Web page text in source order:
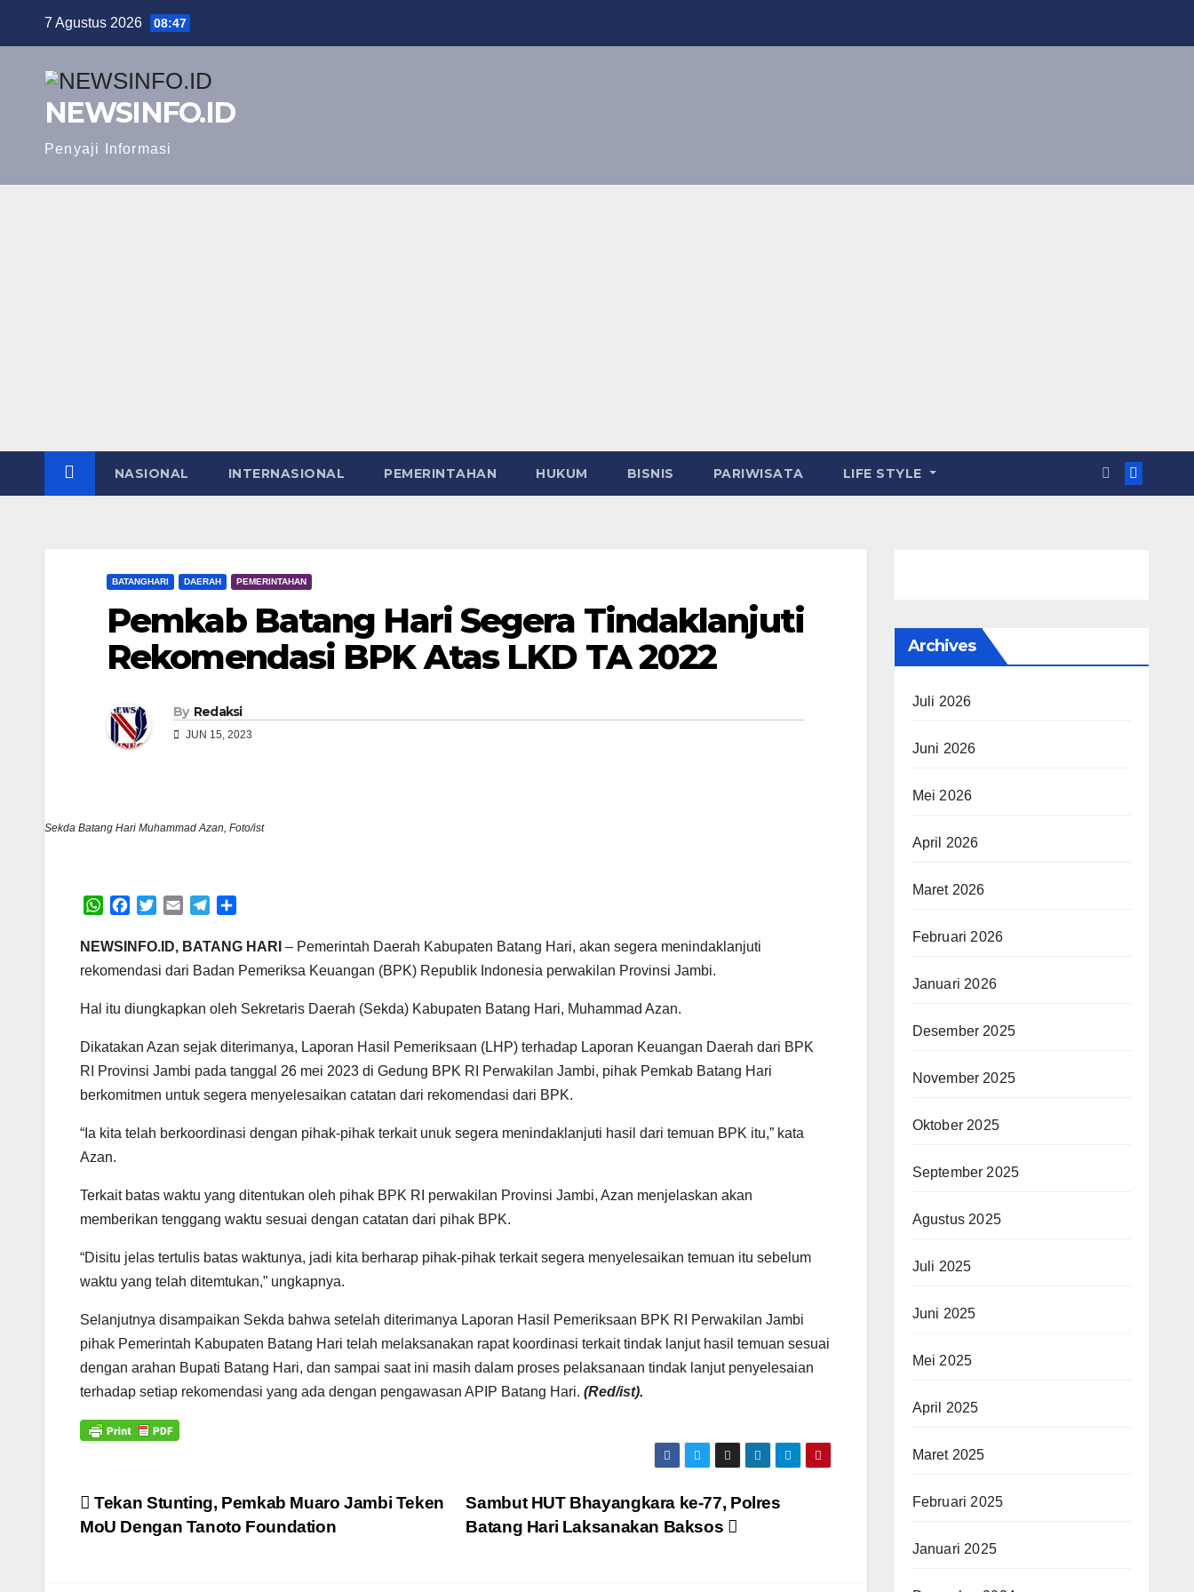
7 Agustus 2026 08:47
NEWSINFO.ID
Penyaji Informasi
NASIONAL INTERNASIONAL PEMERINTAHAN HUKUM BISNIS PARIWISATA LIFE STYLE
BATANGHARI DAERAH PEMERINTAHAN
Pemkab Batang Hari Segera Tindaklanjuti
Rekomendasi BPK Atas LKD TA 2022
By Redaksi
JUN 15, 2023
Sekda Batang Hari Muhammad Azan, Foto/ist
W
a
A
p
c
o
k
i
t
e
a
l
e
r
m
a
r
NEWSINFO.ID, BATANG HARI – Pemerintah Daerah Kabupaten Batang Hari, akan segera menindaklanjuti
rekomendasi dari Badan Pemeriksa Keuangan (BPK) Republik Indonesia perwakilan Provinsi Jambi.
Hal itu diungkapkan oleh Sekretaris Daerah (Sekda) Kabupaten Batang Hari, Muhammad Azan.
Dikatakan Azan sejak diterimanya, Laporan Hasil Pemeriksaan (LHP) terhadap Laporan Keuangan Daerah dari BPK
RI Provinsi Jambi pada tanggal 26 mei 2023 di Gedung BPK RI Perwakilan Jambi, pihak Pemkab Batang Hari
berkomitmen untuk segera menyelesaikan catatan dari rekomendasi dari BPK.
“Ia kita telah berkoordinasi dengan pihak-pihak terkait unuk segera menindaklanjuti hasil dari temuan BPK itu,” kata
Azan.
Terkait batas waktu yang ditentukan oleh pihak BPK RI perwakilan Provinsi Jambi, Azan menjelaskan akan
memberikan tenggang waktu sesuai dengan catatan dari pihak BPK.
“Disitu jelas tertulis batas waktunya, jadi kita berharap pihak-pihak terkait segera menyelesaikan temuan itu sebelum
waktu yang telah ditemtukan,” ungkapnya.
Selanjutnya disampaikan Sekda bahwa setelah diterimanya Laporan Hasil Pemeriksaan BPK RI Perwakilan Jambi
pihak Pemerintah Kabupaten Batang Hari telah melaksanakan rapat koordinasi terkait tindak lanjut hasil temuan sesuai
dengan arahan Bupati Batang Hari, dan sampai saat ini masih dalam proses pelaksanaan tindak lanjut penyelesaian
terhadap setiap rekomendasi yang ada dengan pengawasan APIP Batang Hari. (Red/ist).
Navigasi
Sambut HUT Bhayangkara ke-77, Polres
Batang Hari Laksanakan Baksos
Tekan Stunting, Pemkab Muaro Jambi Teken
MoU Dengan Tanoto Foundation
Archives
Juli 2026
Juni 2026
Mei 2026
April 2026
Maret 2026
Februari 2026
Januari 2026
Desember 2025
November 2025
Oktober 2025
September 2025
Agustus 2025
Juli 2025
Juni 2025
Mei 2025
April 2025
Maret 2025
Februari 2025
Januari 2025